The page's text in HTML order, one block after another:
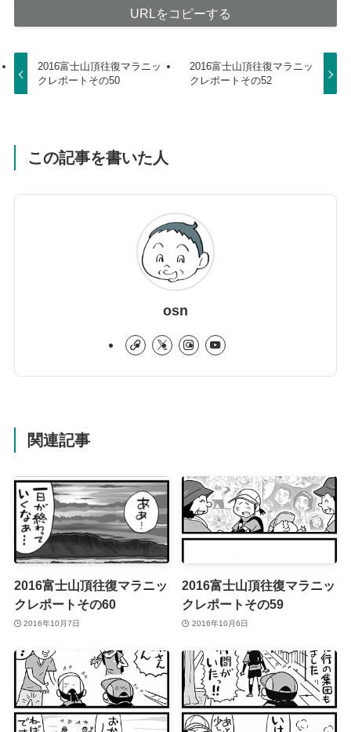
URLをコピーする
2016富士山頂往復マラニッ
クレポートその50
2016富士山頂往復マラニッ
クレポートその52
この記事を書いた人
osn
関連記事
2016富士山頂往復マラニッ
クレポートその60
2016年10月7日
2016富士山頂往復マラニッ
クレポートその59
2016年10月6日